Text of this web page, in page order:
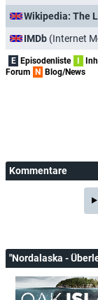
Wikipedia: The
IMDb (Internet
E Episodenliste
Forum
N Blog/News
Kommentare
"Nordalaska -